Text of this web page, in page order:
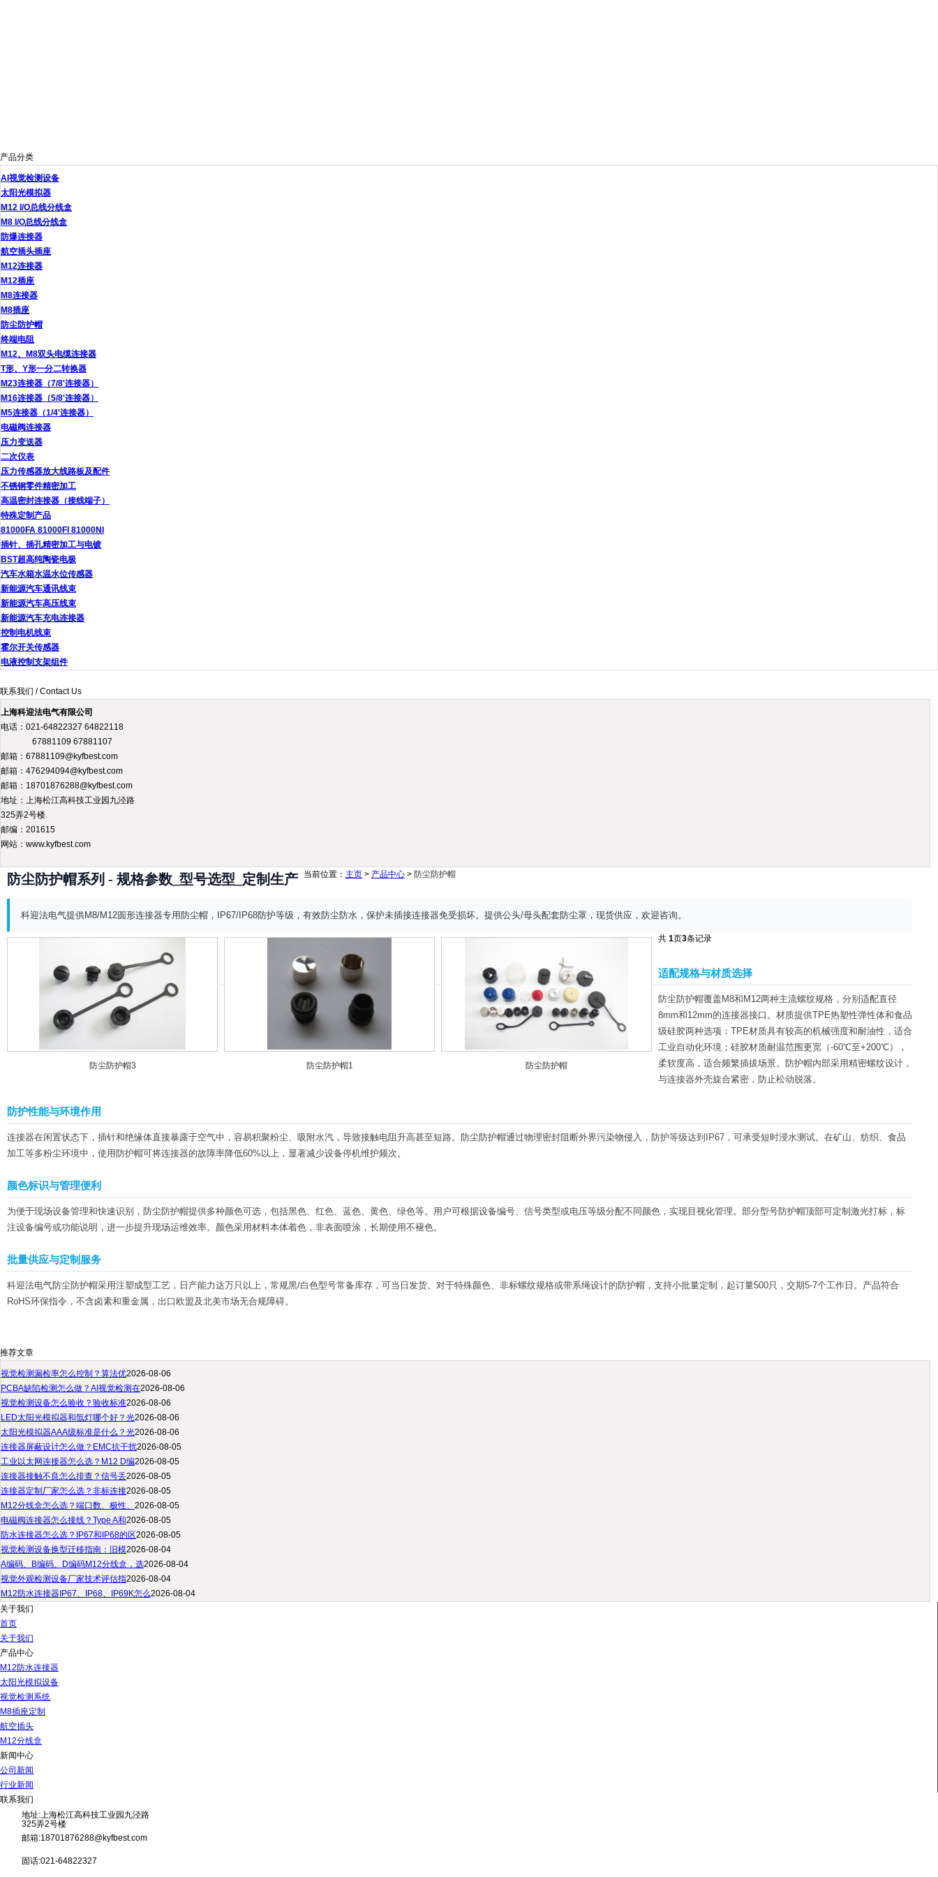
产品分类
AI视觉检测设备
太阳光模拟器
M12 I/O总线分线盒
M8 I/O总线分线盒
防爆连接器
航空插头插座
M12连接器
M12插座
M8连接器
M8插座
防尘防护帽
终端电阻
M12、M8双头电缆连接器
T形、Y形一分二转换器
M23连接器（7/8'连接器）
M16连接器（5/8'连接器）
M5连接器（1/4'连接器）
电磁阀连接器
压力变送器
二次仪表
压力传感器放大线路板及配件
不锈钢零件精密加工
高温密封连接器（接线端子）
特殊定制产品
81000FA 81000FI 81000NI
插针、插孔精密加工与电镀
BST超高纯陶瓷电极
汽车水箱水温水位传感器
新能源汽车通讯线束
新能源汽车高压线束
新能源汽车充电连接器
控制电机线束
霍尔开关传感器
电液控制支架组件
联系我们 / Contact Us
上海科迎法电气有限公司
电话：021-64822327 64822118
67881109 67881107
邮箱：67881109@kyfbest.com
邮箱：476294094@kyfbest.com
邮箱：18701876288@kyfbest.com
地址：上海松江高科技工业园九泾路
325弄2号楼
邮编：201615
网站：www.kyfbest.com
防尘防护帽系列 - 规格参数_型号选型_定制生产 当前位置： 主页 > 产品中心 > 防尘防护帽
科迎法电气提供M8/M12圆形连接器专用防尘帽，IP67/IP68防护等级，有效防尘防水，保护未插接连接器免受损坏。提供公头/母头配套防尘罩，现货供应，欢迎咨询。
防尘防护帽3 防尘防护帽1 防尘防护帽
共 1页3条记录
适配规格与材质选择
防尘防护帽覆盖M8和M12两种主流螺纹规格，分别适配直径
8mm和12mm的连接器接口。材质提供TPE热塑性弹性体和食品
级硅胶两种选项：TPE材质具有较高的机械强度和耐油性，适合
工业自动化环境；硅胶材质耐温范围更宽（-60℃至+200℃），
柔软度高，适合频繁插拔场景。防护帽内部采用精密螺纹设计，
与连接器外壳旋合紧密，防止松动脱落。
防护性能与环境作用
连接器在闲置状态下，插针和绝缘体直接暴露于空气中，容易积聚粉尘、吸附水汽，导致接触电阻升高甚至短路。防尘防护帽通过物理密封阻断外界污染物侵入，防护等级达到IP67，可承受短时浸水测试。在矿山、纺织、食品
加工等多粉尘环境中，使用防护帽可将连接器的故障率降低60%以上，显著减少设备停机维护频次。
颜色标识与管理便利
为便于现场设备管理和快速识别，防尘防护帽提供多种颜色可选，包括黑色、红色、蓝色、黄色、绿色等。用户可根据设备编号、信号类型或电压等级分配不同颜色，实现目视化管理。部分型号防护帽顶部可定制激光打标，标
注设备编号或功能说明，进一步提升现场运维效率。颜色采用材料本体着色，非表面喷涂，长期使用不褪色。
批量供应与定制服务
科迎法电气防尘防护帽采用注塑成型工艺，日产能力达万只以上，常规黑/白色型号常备库存，可当日发货。对于特殊颜色、非标螺纹规格或带系绳设计的防护帽，支持小批量定制，起订量500只，交期5-7个工作日。产品符合
RoHS环保指令，不含卤素和重金属，出口欧盟及北美市场无合规障碍。
推荐文章
视觉检测漏检率怎么控制？算法优2026-08-06
PCBA缺陷检测怎么做？AI视觉检测在2026-08-06
视觉检测设备怎么验收？验收标准2026-08-06
LED太阳光模拟器和氙灯哪个好？光2026-08-06
太阳光模拟器AAA级标准是什么？光2026-08-06
连接器屏蔽设计怎么做？EMC抗干扰2026-08-05
工业以太网连接器怎么选？M12 D编2026-08-05
连接器接触不良怎么排查？信号丢2026-08-05
连接器定制厂家怎么选？非标连接2026-08-05
M12分线盒怎么选？端口数、极性、 2026-08-05
电磁阀连接器怎么接线？Type A和2026-08-05
防水连接器怎么选？IP67和IP68的区2026-08-05
视觉检测设备换型迁移指南：旧模2026-08-04
A编码、B编码、D编码M12分线盒，选2026-08-04
视觉外观检测设备厂家技术评估指2026-08-04
M12防水连接器IP67、IP68、IP69K怎么2026-08-04
关于我们
首页
关于我们
产品中心
M12防水连接器
太阳光模拟设备
视觉检测系统
M8插座定制
航空插头
M12分线盒
新闻中心
公司新闻
行业新闻
联系我们
地址:上海松江高科技工业园九泾路
325弄2号楼
邮箱:18701876288@kyfbest.com
固话:021-64822327